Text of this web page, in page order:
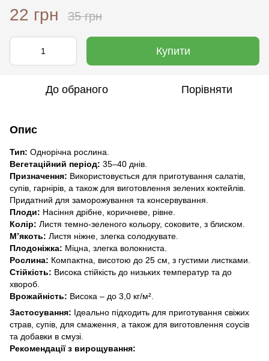
22 грн 35 грн
Купити
До обраного Порівняти
Опис
Тип: Однорічна рослина.
Вегетаційний період: 35–40 днів.
Призначення: Використовується для приготування салатів,
супів, гарнірів, а також для виготовлення зелених коктейлів.
Придатний для заморожування та консервування.
Плоди: Насіння дрібне, коричневе, рівне.
Колір: Листя темно-зеленого кольору, соковите, з блиском.
М’якоть: Листя ніжне, злегка солодкувате.
Плодоніжка: Міцна, злегка волокниста.
Рослина: Компактна, висотою до 25 см, з густими листками.
Стійкість: Висока стійкість до низьких температур та до
хвороб.
Врожайність: Висока – до 3,0 кг/м².
Застосування: Ідеально підходить для приготування свіжих
страв, супів, для смаження, а також для виготовлення соусів
та добавки в смузі.
Рекомендації з вирощування: